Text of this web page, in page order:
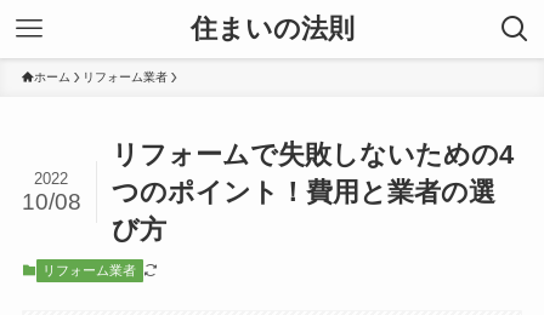
住まいの法則
ホーム リフォーム業者
リフォームで失敗しないための4
つのポイント！費用と業者の選
び方
2022
10/08
リフォーム業者